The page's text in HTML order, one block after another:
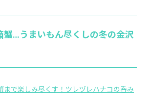
蟹…うまいもん尽くしの冬の金沢
まで楽しみ尽くす！ツレヅレハナコの呑み